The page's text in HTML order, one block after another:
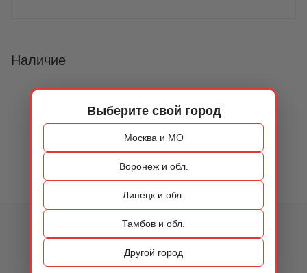
Выберите свой город
Москва и МО
Воронеж и обл.
Липецк и обл.
Тамбов и обл.
Другой город
Наличие
КАТАЛОГ
ОБУВЬ